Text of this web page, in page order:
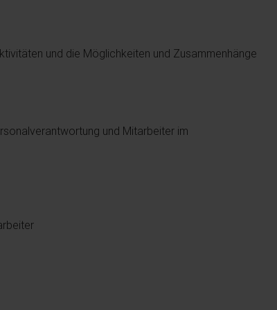
und die Möglichkeiten und Zusammenhänge
und Mitarbeiter im